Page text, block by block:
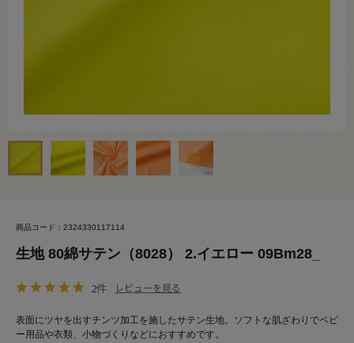
商品コード：2324330117114
生地 80綿サテン（8028） 2.イエロー 09Bm28_
2件 レビューを見る
表面にツヤを出すチンツ加工を施したサテン生地。ソフトな肌ざわりでベビ
ー用品や衣類、小物づくりなどにおすすめです。